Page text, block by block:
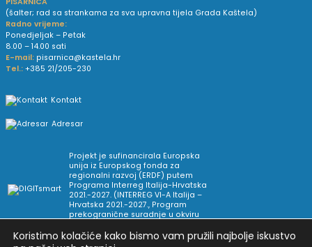
(šalter; rad sa strankama za sva upravna tijela Grada Kaštela)
Radno vrijeme:
Ponedjeljak – Petak
8.00 – 14.00 sati
E-mail: pisarnica@kastela.hr
Tel.: +385 21/205-230
Kontakt
Adresar
Projekt je sufinancirala Europska
unija iz Europskog fonda za
regionalni razvoj (ERDF) putem
Programa Interreg Italija-Hrvatska
2021.-2027. (INTERREG VI-A Italija –
Hrvatska 2021.-2027., Program
prekogranične suradnje u okviru
Koristimo kolačiće kako bismo vam pružili najbolje iskustvo